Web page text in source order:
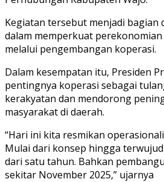
Kegiatan tersebut menjadi bagian
dalam memperkuat perekonomian
melalui pengembangan koperasi.
Dalam kesempatan itu, Presiden
pentingnya koperasi sebagai
kerakyatan dan mendorong
masyarakat di daerah.
“Hari ini kita resmikan
Mulai dari konsep hingga
dari satu tahun. Bahkan
sekitar November 2025,” ujarnya